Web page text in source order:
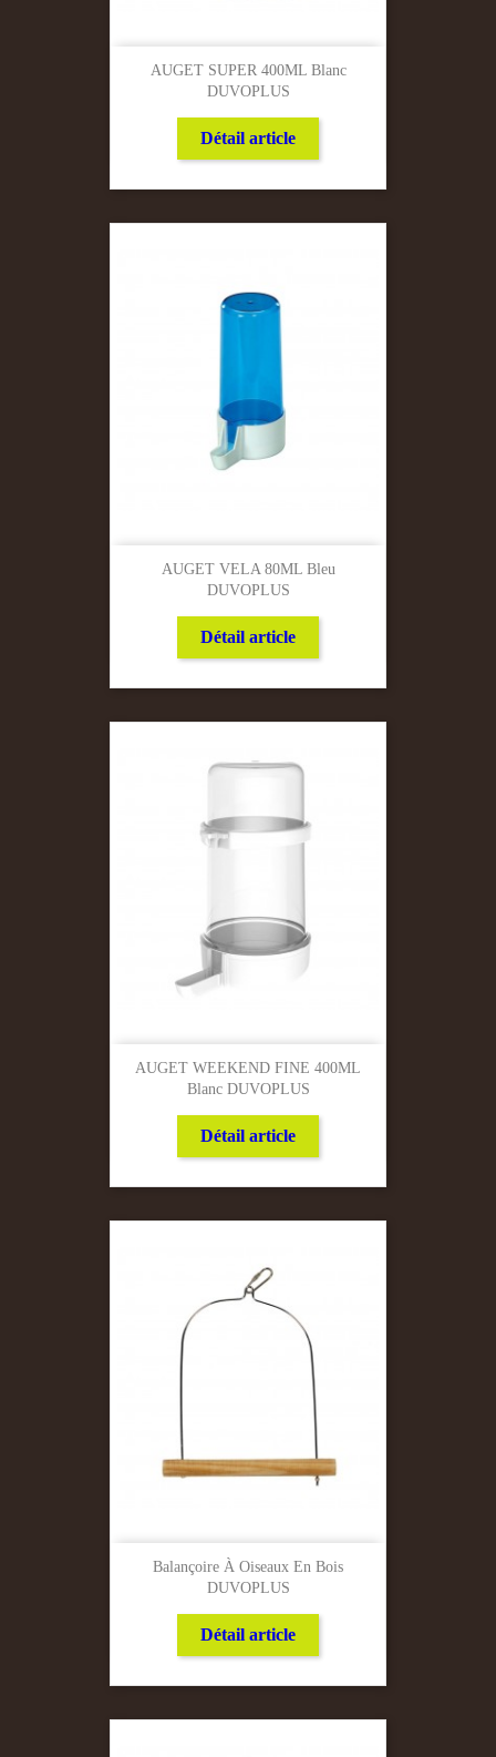
AUGET SUPER 400ML Blanc
DUVOPLUS
Détail article
AUGET VELA 80ML Bleu
DUVOPLUS
Détail article
AUGET WEEKEND FINE 400ML
Blanc DUVOPLUS
Détail article
Balançoire À Oiseaux En Bois
DUVOPLUS
Détail article